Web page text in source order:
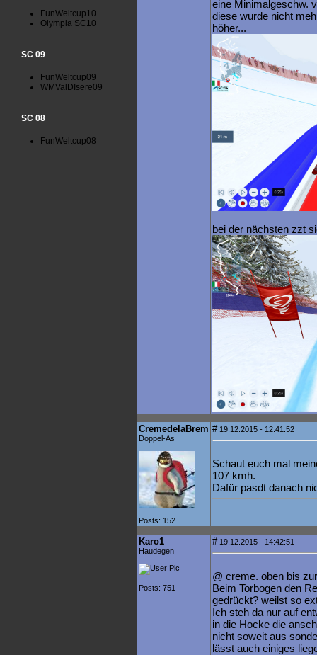
FunWeltcup10
Olympia SC10
SC 09
FunWeltcup09
WMValDIsere09
SC 08
FunWeltcup08
eine Minimalgeschw.
diese wurde nicht
höher...
bei der nächsten zzt
CremedelaBrem
Doppel-As
Posts: 152
#19.12.2015 - 12:41:52
Schaut euch mal
107 kmh.
Dafür pasdt danach
Karo1
Haudegen
Posts: 751
#19.12.2015 - 14:42:51
@ creme. oben bis
Beim Torbogen den
gedrückt? weilst so
Ich steh da nur auf
in die Hocke die
nicht soweit aus
lässt auch einiges